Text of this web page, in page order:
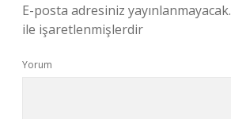
E-posta adresiniz yayınlanmayacak.
ile işaretlenmişlerdir
Yorum